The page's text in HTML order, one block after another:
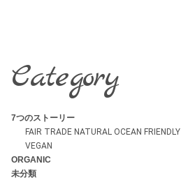
Category
7つのストーリー
FAIR TRADE NATURAL OCEAN FRIENDLY
VEGAN
ORGANIC
未分類